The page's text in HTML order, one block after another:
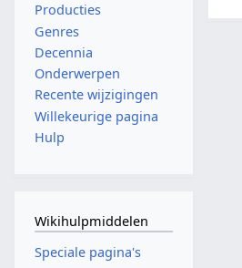
Producties
Genres
Decennia
Onderwerpen
Recente wijzigingen
Willekeurige pagina
Hulp
Wikihulpmiddelen
Speciale pagina's